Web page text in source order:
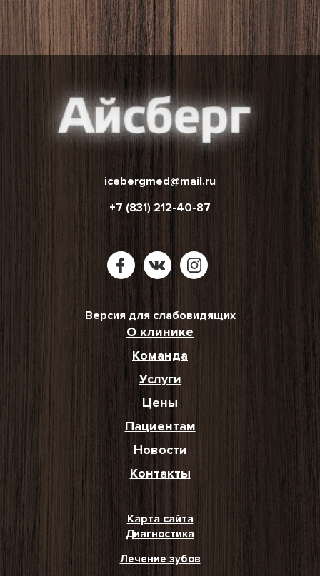
icebergmed@mail.ru
+7 (831) 212-40-87
Версия для слабовидящих
О клинике
Команда
Услуги
Цены
Пациентам
Новости
Контакты
Карта сайта
Диагностика
Лечение зубов